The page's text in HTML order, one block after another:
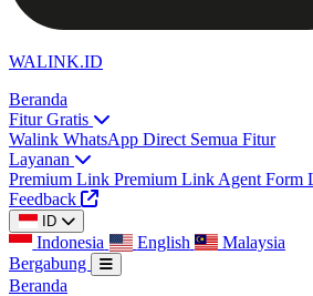
WALINK.ID
Beranda
Fitur Gratis
Walink WhatsApp Direct Semua Fitur
Layanan
Premium Link Premium Link Agent Form
Feedback
ID
Indonesia English
Malaysia
Bergabung
Beranda